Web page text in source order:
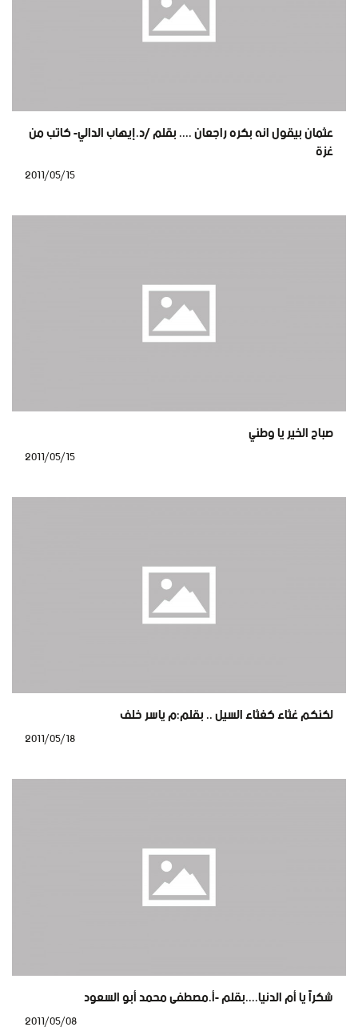
عثمان بيقول انه بكره راجعان .... بقلم /د.إيهاب الدالي- كاتب من
غزة
صباح الخير يا وطني
لكنكم غثاء كغثاء السيل .. بقلم:م ياسر خلف
شكراً يا أم الدنيا....بقلم -أ.مصطفى محمد أبو السعود